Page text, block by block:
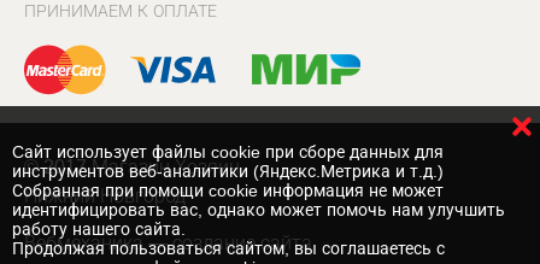
ПРИНИМАЕМ К ОПЛАТЕ
© 2017 Магазин Хозяин
Нижний Новгород
Вебмеханика — создание сайта
Cайт использует файлы cookie при сборе данных для
инструментов веб-аналитики (Яндекс.Метрика и т.д.)
Собранная при помощи cookie информация не может
идентифицировать вас, однако может помочь нам улучшить
работу нашего сайта.
Продолжая пользоваться сайтом, вы соглашаетесь с